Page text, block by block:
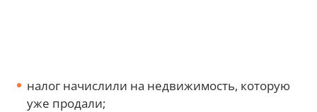
налог начислили на недвижимость, которую
уже продали;